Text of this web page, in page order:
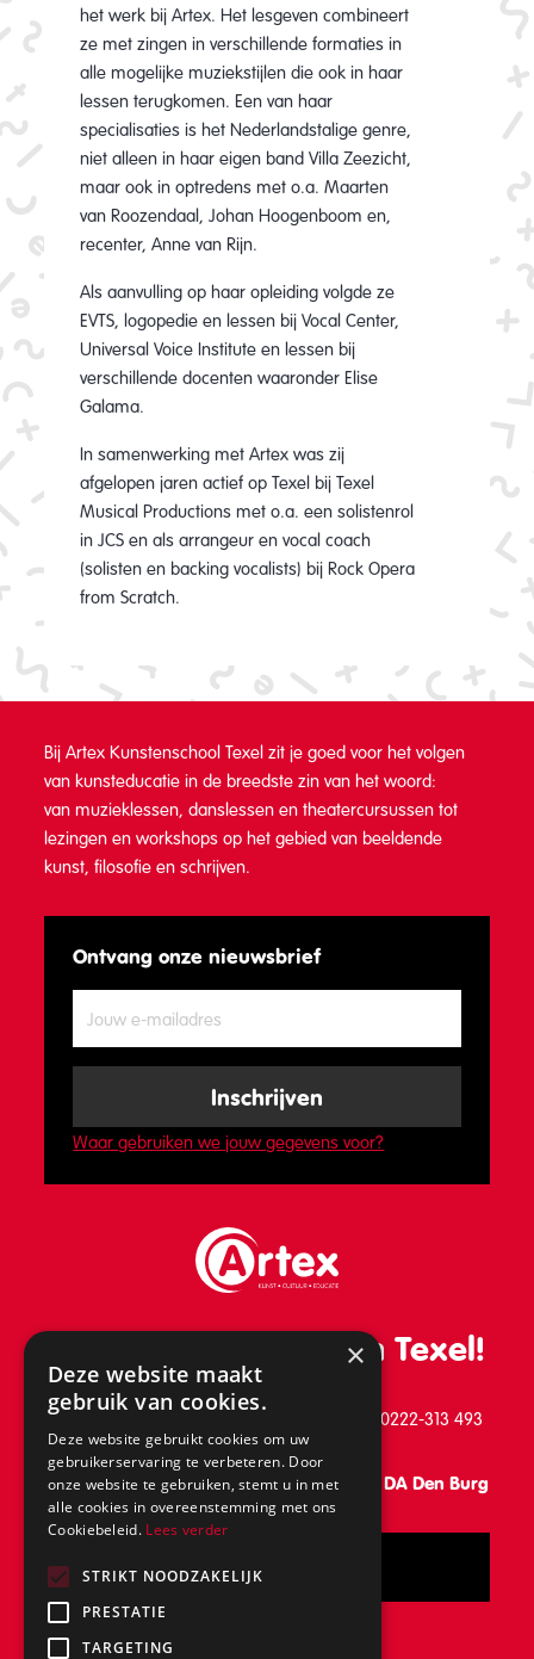
het werk bij Artex. Het lesgeven combineert
ze met zingen in verschillende formaties in
alle mogelijke muziekstijlen die ook in haar
lessen terugkomen. Een van haar
specialisaties is het Nederlandstalige genre,
niet alleen in haar eigen band Villa Zeezicht,
maar ook in optredens met o.a. Maarten
van Roozendaal, Johan Hoogenboom en,
recenter, Anne van Rijn.
Als aanvulling op haar opleiding volgde ze
EVTS, logopedie en lessen bij Vocal Center,
Universal Voice Institute en lessen bij
verschillende docenten waaronder Elise
Galama.
In samenwerking met Artex was zij
afgelopen jaren actief op Texel bij Texel
Musical Productions met o.a. een solistenrol
in JCS en als arrangeur en vocal coach
(solisten en backing vocalists) bij Rock Opera
from Scratch.
Bij Artex Kunstenschool Texel zit je goed voor het volgen
van kunsteducatie in de breedste zin van het woord:
van muzieklessen, danslessen en theatercursussen tot
lezingen en workshops op het gebied van beeldende
kunst, filosofie en schrijven.
Ontvang onze nieuwsbrief
Waar gebruiken we jouw gegevens voor?
De leukste school van Texel!
Schilderend 39, 1791 BB Den Burg, telefoon: 0222-313 493
Vanaf 31 augustus: Keesomlaan 15, 1791 DA Den Burg
Bel
×
Deze website maakt
gebruik van cookies.
Deze website gebruikt cookies om uw
gebruikerservaring te verbeteren. Door
onze website te gebruiken, stemt u in met
alle cookies in overeenstemming met ons
Cookiebeleid. Lees verder
STRIKT NOODZAKELIJK
PRESTATIE
TARGETING